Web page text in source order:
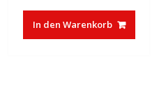
war:
€83,32
ist:
€50,01.
In den Warenkorb